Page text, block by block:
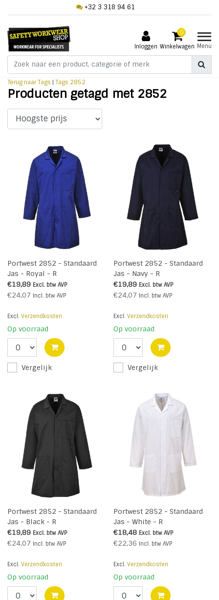
+32 3 318 94 61
Inloggen
0
Winkelwagen Menu
Terug naar Tags | Tags 2852
Producten getagd met 2852
Portwest 2852 - Standaard
Jas - Royal - R
€19,89 Excl. btw AVP
€24,07 Incl. btw AVP
Excl. Verzendkosten
Op voorraad
Vergelijk
Portwest 2852 - Standaard
Jas - Navy - R
€19,89 Excl. btw AVP
€24,07 Incl. btw AVP
Excl. Verzendkosten
Op voorraad
Vergelijk
Portwest 2852 - Standaard
Jas - Black - R
€19,89 Excl. btw AVP
€24,07 Incl. btw AVP
Excl. Verzendkosten
Op voorraad
Portwest 2852 - Standaard
Jas - White - R
€18,48 Excl. btw AVP
€22,36 Incl. btw AVP
Excl. Verzendkosten
Op voorraad